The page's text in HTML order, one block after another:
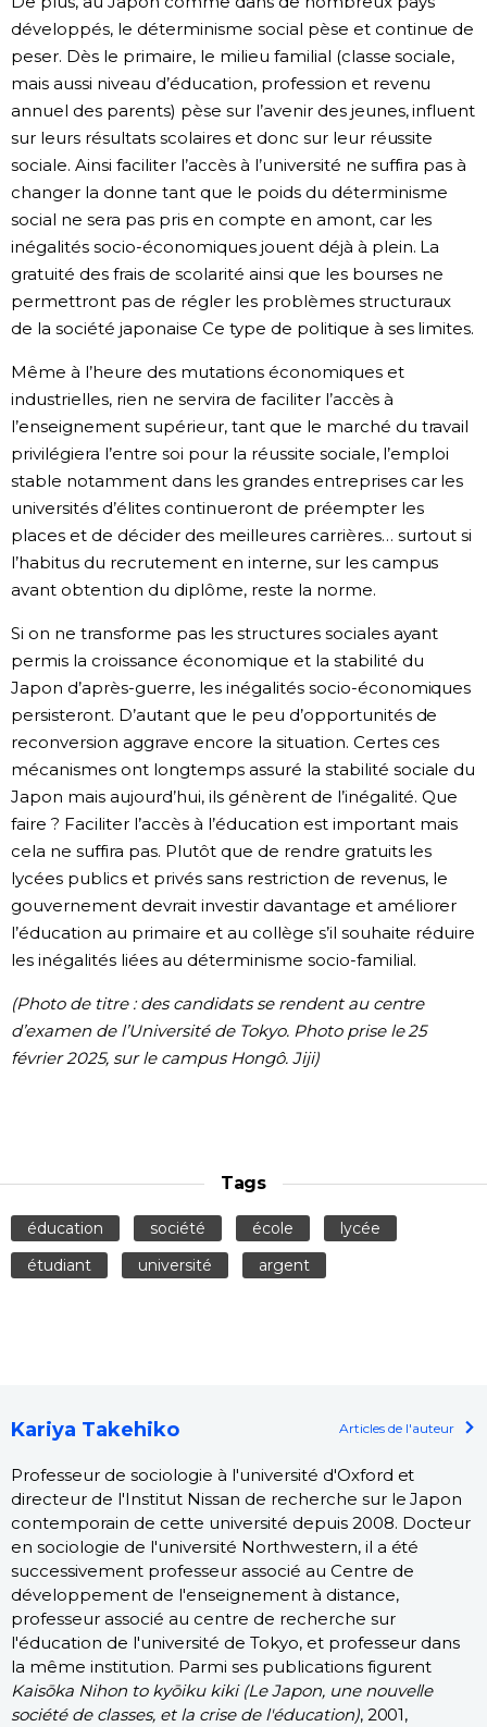
développés, le déterminisme social pèse et continue de
peser. Dès le primaire, le milieu familial (classe sociale,
mais aussi niveau d’éducation, profession et revenu
annuel des parents) pèse sur l’avenir des jeunes, influent
sur leurs résultats scolaires et donc sur leur réussite
sociale. Ainsi faciliter l’accès à l’université ne suffira pas à
changer la donne tant que le poids du déterminisme
social ne sera pas pris en compte en amont, car les
inégalités socio-économiques jouent déjà à plein. La
gratuité des frais de scolarité ainsi que les bourses ne
permettront pas de régler les problèmes structuraux
de la société japonaise Ce type de politique à ses limites.
Même à l’heure des mutations économiques et
industrielles, rien ne servira de faciliter l’accès à
l’enseignement supérieur, tant que le marché du travail
privilégiera l’entre soi pour la réussite sociale, l’emploi
stable notamment dans les grandes entreprises car les
universités d’élites continueront de préempter les
places et de décider des meilleures carrières… surtout si
l’habitus du recrutement en interne, sur les campus
avant obtention du diplôme, reste la norme.
Si on ne transforme pas les structures sociales ayant
permis la croissance économique et la stabilité du
Japon d’après-guerre, les inégalités socio-économiques
persisteront. D’autant que le peu d’opportunités de
reconversion aggrave encore la situation. Certes ces
mécanismes ont longtemps assuré la stabilité sociale du
Japon mais aujourd’hui, ils génèrent de l’inégalité. Que
faire ? Faciliter l’accès à l’éducation est important mais
cela ne suffira pas. Plutôt que de rendre gratuits les
lycées publics et privés sans restriction de revenus, le
gouvernement devrait investir davantage et améliorer
l’éducation au primaire et au collège s’il souhaite réduire
les inégalités liées au déterminisme socio-familial.
(Photo de titre : des candidats se rendent au centre
d’examen de l’Université de Tokyo. Photo prise le 25
février 2025, sur le campus Hongô. Jiji)
Tags
éducation société école
lycée
étudiant
université argent
Kariya Takehiko Articles de l'auteur
Professeur de sociologie à l'université d'Oxford et
directeur de l'Institut Nissan de recherche sur le Japon
contemporain de cette université depuis 2008. Docteur
en sociologie de l'université Northwestern, il a été
successivement professeur associé au Centre de
développement de l'enseignement à distance,
professeur associé au centre de recherche sur
l'éducation de l'université de Tokyo, et professeur dans
la même institution. Parmi ses publications figurent
Kaisōka Nihon to kyōiku kiki (Le Japon, une nouvelle
société de classes, et la crise de l'éducation), 2001,